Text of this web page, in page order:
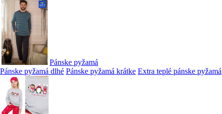
Pánske pyžamá
Pánske pyžamá dlhé Pánske pyžamá krátke Extra teplé pánske pyžamá